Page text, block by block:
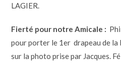
LAGIER.
Fierté pour notre Amicale :
pour porter le 1er drapeau de la
sur la photo prise par Jacques.